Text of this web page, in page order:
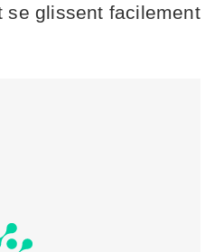
se glissent facilement